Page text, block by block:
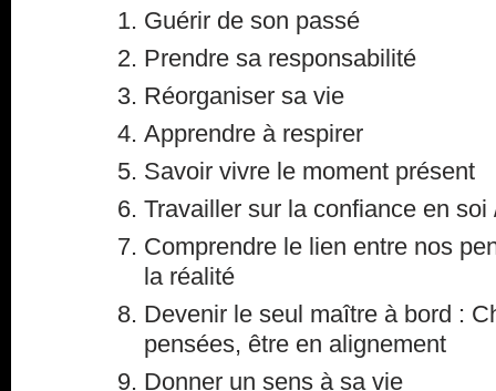
Guérir de son passé
Prendre sa responsabilité
Réorganiser sa vie
Apprendre à respirer
Savoir vivre le moment présent
Travailler sur la confiance en
Comprendre le lien entre nos
la réalité
Devenir le seul maître à bord :
pensées, être en alignement
Donner un sens à sa vie